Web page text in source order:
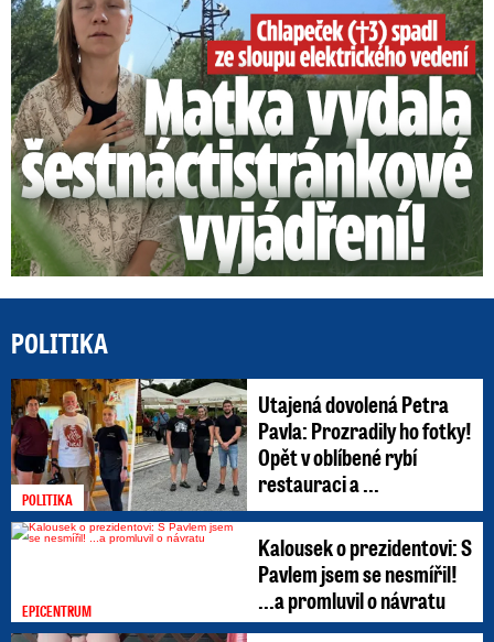
POLITIKA
POLITIKA
Utajená dovolená Petra
Pavla: Prozradily ho fotky!
Opět v oblíbené rybí
restauraci a ...
EPICENTRUM
Kalousek o prezidentovi: S
Pavlem jsem se nesmířil!
...a promluvil o návratu